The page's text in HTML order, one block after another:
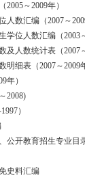
～2009年）
数汇编（2007～
位人数汇编（2003
人数统计表（2007
细表（2007～2009
年）
2008)
）
公开教育招生专业目
史料汇编